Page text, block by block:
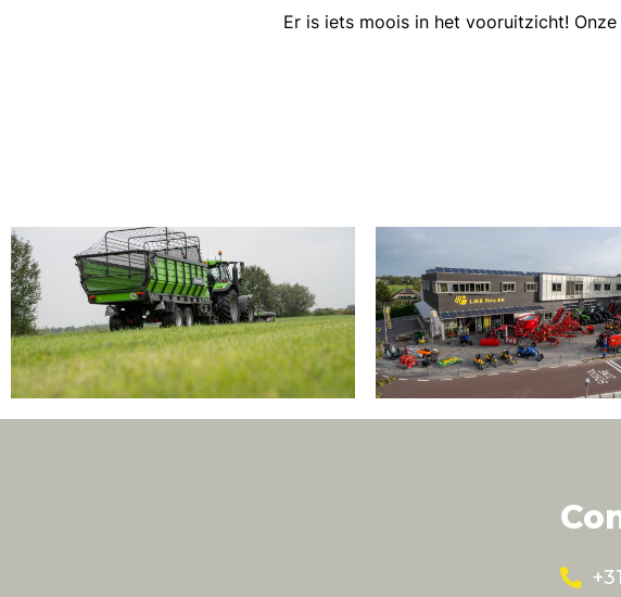
Er is iets moois in het vooruitzicht!